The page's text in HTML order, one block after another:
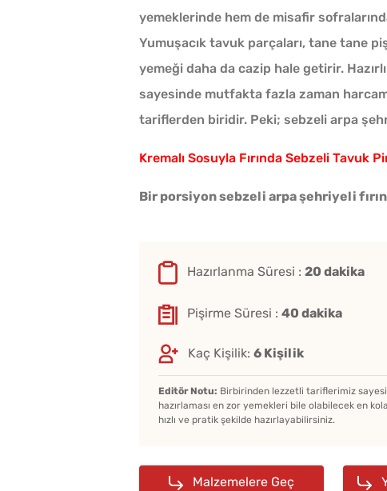
yemeklerinde hem de misafir
Yumuşacık tavuk parçaları, tane tane
yemeği daha da cazip hale getirir.
sayesinde mutfakta fazla zaman
tariflerden biridir. Peki; sebzeli arpa
Kremalı Sosuyla Fırında Sebzeli Tavuk
Bir porsiyon sebzeli arpa şehriyeli
Hazırlanma Süresi : 20 dakika
Pişirme Süresi : 40 dakika
Kaç Kişilik: 6 Kişilik
Editör Notu: Birbirinden lezzetli tariflerimiz
hazırlaması en zor yemekleri bile olabilecek en
hızlı ve pratik şekilde hazırlayabilirsiniz.
Malzemelere Geç